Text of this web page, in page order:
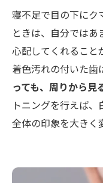
寝不足で目の下にク
ときは、自分ではあ
心配してくれること
着色汚れの付いた歯
っても、周りから見
トニングを行えば
全体の印象を大きく